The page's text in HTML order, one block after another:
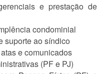
e prestação de
condominial
suporte ao síndico
e comunicados
(PF e PJ)